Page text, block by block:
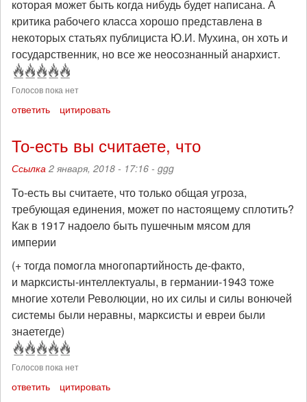
которая может быть когда нибудь будет написана. А
критика рабочего класса хорошо представлена в
некоторых статьях публициста Ю.И. Мухина, он хоть и
государственник, но все же неосознанный анархист.
Голосов пока нет
ответить цитировать
То-есть вы считаете, что
Ссылка 2 января, 2018 - 17:16 - ggg
То-есть вы считаете, что только общая угроза,
требующая единения, может по настоящему сплотить?
Как в 1917 надоело быть пушечным мясом для
империи
(+ тогда помогла многопартийность де-факто,
и марксисты-интеллектуалы, в германии-1943 тоже
многие хотели Революции, но их силы и силы вонючей
системы были неравны, марксисты и евреи были
знаетегде)
Голосов пока нет
ответить цитировать